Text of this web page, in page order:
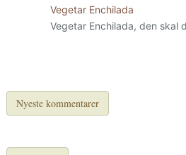
Vegetar Enchilada
Vegetar Enchilada, den skal
Nyeste kommentarer